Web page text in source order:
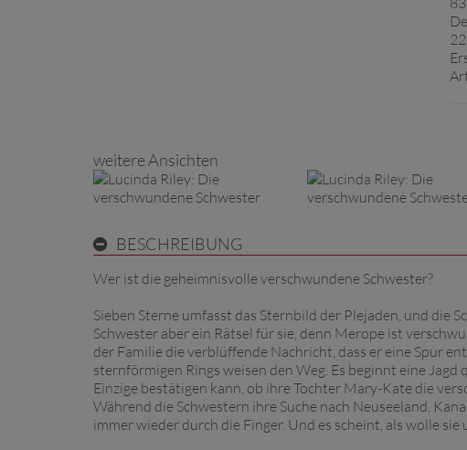
weitere Ansichten
BESCHREIBUNG
Wer ist die geheimnisvolle verschwundene Schwester?
Sieben Sterne umfasst das Sternbild der Plejaden, und die
Schwester aber ein Rätsel für sie, denn Merope ist
der Familie die verblüffende Nachricht, dass er eine Spur
sternförmigen Rings weisen den Weg. Es beginnt eine
Einzige bestätigen kann, ob ihre Tochter Mary-Kate die
Während die Schwestern ihre Suche nach Neuseeland,
immer wieder durch die Finger. Und es scheint, als wolle